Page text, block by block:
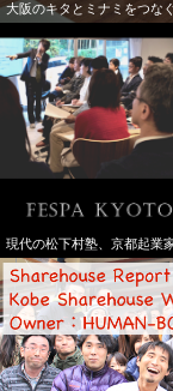
大阪のキタとミナミをつな
現代の松下村塾、京都起業